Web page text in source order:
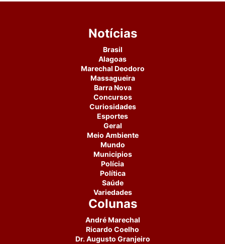
Notícias
Brasil
Alagoas
Marechal Deodoro
Massagueira
Barra Nova
Concursos
Curiosidades
Esportes
Geral
Meio Ambiente
Mundo
Municipios
Polícia
Política
Saúde
Variedades
Colunas
André Marechal
Ricardo Coelho
Dr. Augusto Granjeiro